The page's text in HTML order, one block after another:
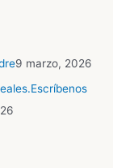
9 marzo, 2026